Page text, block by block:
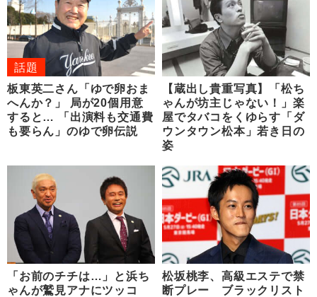
話題
板東英二さん「ゆで卵おま
へんか？」 局が20個用意
すると… 「出演料も交通費
も要らん」のゆで卵伝説
【蔵出し貴重写真】「松ち
ゃんが坊主じゃない！」楽
屋でタバコをくゆらす「ダ
ウンタウン松本」若き日の
姿
「お前のチチは…」と浜ち
ゃんが鷲見アナにツッコ
松坂桃李、高級エステで禁
断プレー ブラックリスト